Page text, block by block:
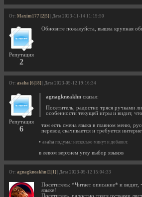
От: Maxim177 [2|5] | Дата 2023-11-14 11:19:50
Репутация
2
Обновите пожалуйста, вышла крупная
От: asaha [6|18] | Дата 2023-09-12 19:16:34
Репутация
6
agnagkneakhn сказал:
Посетитель, радостно тряся ручками
особенности текущей игры и видит,
там есть смена языка в главном меню,
перевод скачивается и требуется
• asaha подумал несколько минут и добавил:
в левом верхнем углу выбор языков
От: agnagkneakhn [1|1] | Дата 2023-09-12 15:04:33
Посетитель: *Читает описание* и
языке!